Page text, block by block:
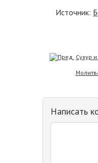
Источник:
Сухур
Написать